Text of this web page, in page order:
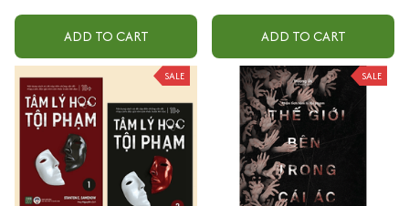
ADD TO CART ADD TO CART
SALE SALE